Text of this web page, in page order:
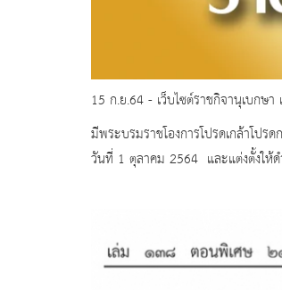
15 ก.ย.64 - เว็บไซต์ราชกิจานุเบกษ
มีพระบรมราชโองการโปรดเกล้าโป
วันที่ 1 ตุลาคม 2564 และแต่งตั้งให้